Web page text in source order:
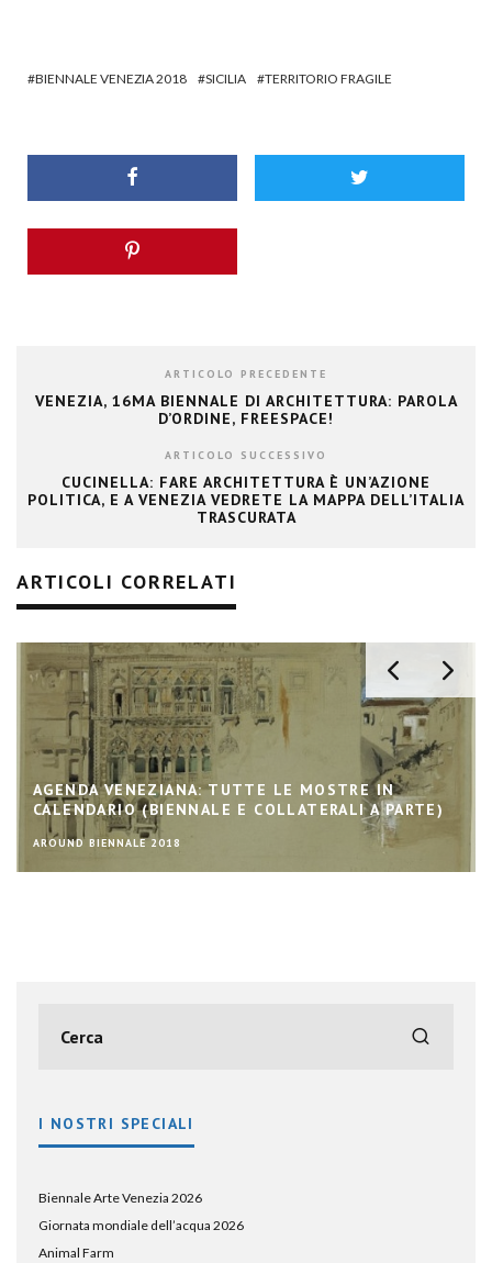
BIENNALE VENEZIA 2018 SICILIA TERRITORIO FRAGILE
ARTICOLO PRECEDENTE
VENEZIA, 16MA BIENNALE DI ARCHITETTURA: PAROLA
D’ORDINE, FREESPACE!
ARTICOLO SUCCESSIVO
CUCINELLA: FARE ARCHITETTURA È UN’AZIONE
POLITICA, E A VENEZIA VEDRETE LA MAPPA DELL’ITALIA
TRASCURATA
ARTICOLI CORRELATI
AGENDA VENEZIANA: TUTTE LE MOSTRE IN
CALENDARIO (BIENNALE E COLLATERALI A PARTE)
AROUND BIENNALE 2018
I NOSTRI SPECIALI
Biennale Arte Venezia 2026
Giornata mondiale dell’acqua 2026
Animal Farm